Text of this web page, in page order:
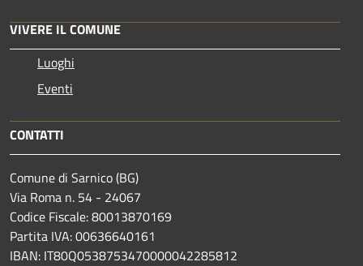
VIVERE IL COMUNE
Luoghi
Eventi
CONTATTI
Comune di Sarnico (BG)
Via Roma n. 54 - 24067
Codice Fiscale: 80013870169
Partita IVA: 00636640161
IBAN: IT80Q0538753470000042285812